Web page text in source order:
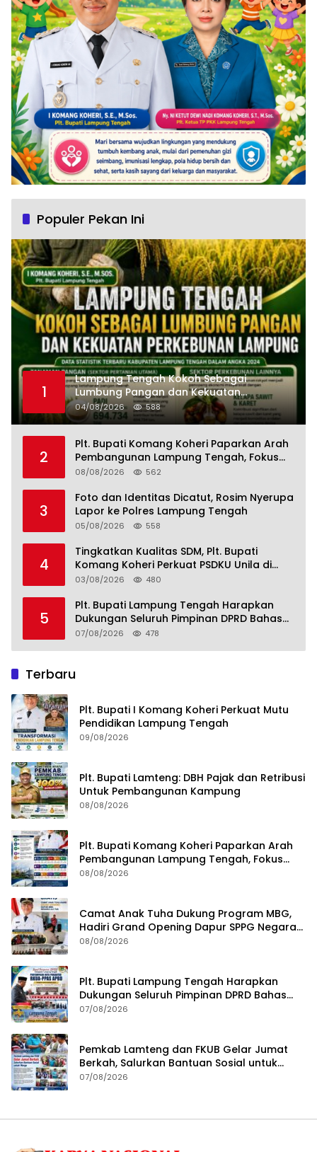
Populer Pekan Ini
1
Lampung Tengah Kokoh Sebagai
Lumbung Pangan dan Kekuatan
Perkebunan Lampung, Komang Koheri:
Kemandirian Pangan adalah Fondasi
04/08/2026 588
2
Plt. Bupati Komang Koheri Paparkan Arah
Pembangunan Lampung Tengah, Fokus
pada SDM, Ekonomi, Infrastruktur dan
08/08/2026 562
3
Foto dan Identitas Dicatut, Rosim Nyerupa
Lapor ke Polres Lampung Tengah
05/08/2026 558
4
Tingkatkan Kualitas SDM, Plt. Bupati
Komang Koheri Perkuat PSDKU Unila di
Lampung Tengah
03/08/2026 480
5
Plt. Bupati Lampung Tengah Harapkan
Dukungan Seluruh Pimpinan DPRD Bahas
RKUA-PPAS APBD Tahun 2027
07/08/2026 478
Terbaru
Plt. Bupati I Komang Koheri Perkuat Mutu
Pendidikan Lampung Tengah
09/08/2026
Plt. Bupati Lamteng: DBH Pajak dan Retribusi
Untuk Pembangunan Kampung
08/08/2026
Plt. Bupati Komang Koheri Paparkan Arah
Pembangunan Lampung Tengah, Fokus
pada SDM, Ekonomi, Infrastruktur dan
08/08/2026
Camat Anak Tuha Dukung Program MBG,
Hadiri Grand Opening Dapur SPPG Negara
Aji Tua Lampung Tengah
08/08/2026
Plt. Bupati Lampung Tengah Harapkan
Dukungan Seluruh Pimpinan DPRD Bahas
RKUA-PPAS APBD Tahun 2027
07/08/2026
Pemkab Lamteng dan FKUB Gelar Jumat
Berkah, Salurkan Bantuan Sosial untuk
Warga
07/08/2026